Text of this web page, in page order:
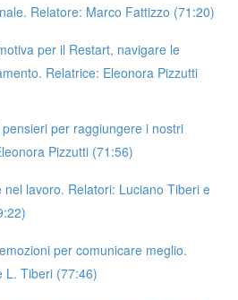
Relatore: Marco Fattizzo (71:20)
per il Restart, navigare le
Relatrice: Eleonora Pizzutti
per raggiungere i nostri
Pizzutti (71:56)
nel lavoro. Relatori: Luciano Tiberi e
per comunicare meglio.
L. Tiberi (77:46)